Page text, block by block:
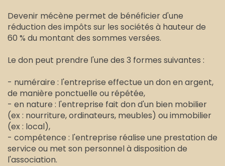
Devenir mécène permet de bénéficier d'une
réduction des impôts sur les sociétés à hauteur de
60 % du montant des sommes versées.
Le don peut prendre l'une des 3 formes suivantes :
- numéraire : l'entreprise effectue un don en argent,
de manière ponctuelle ou répétée,
- en nature : l'entreprise fait don d'un bien mobilier
(ex : nourriture, ordinateurs, meubles) ou immobilier
(ex : local),
- compétence : l'entreprise réalise une prestation de
service ou met son personnel à disposition de
l'association.